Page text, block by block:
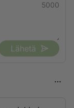
5000
Lähetä